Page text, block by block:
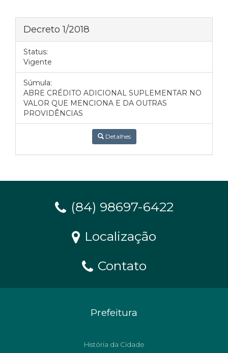
Decreto 1/2018
Status:
Vigente
Súmula:
ABRE CRÉDITO ADICIONAL SUPLEMENTAR NO
VALOR QUE MENCIONA E DA OUTRAS
PROVIDÊNCIAS
Detalhes
(84) 98697-6422
Localização
Contato
Prefeitura
História da Cidade